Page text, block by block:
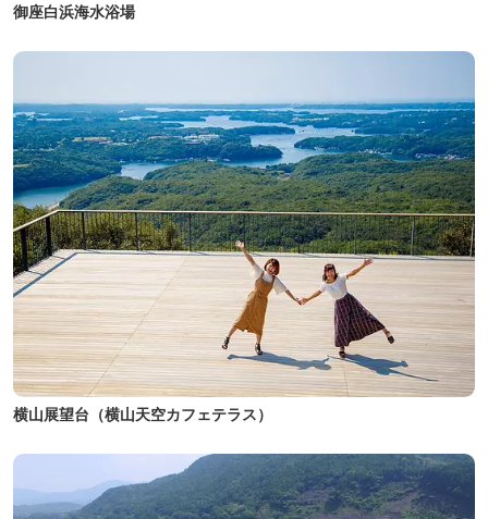
御座白浜海水浴場
横山展望台（横山天空カフェテラス）